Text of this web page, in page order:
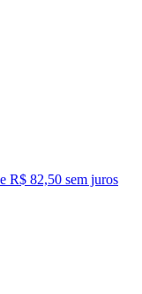
R$ 82,50 sem juros